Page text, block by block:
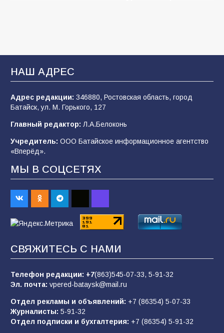
В Батайске продолжаются дорожные работы
108 04.08.2026
строительные профессии в ходе
спортивного праздника
90
Командовал боем до последнего: герой
Евгений Остапенко
05.08.2026
Батайчане вышли в финал Всероссийского
конкурса «Большая перемена»
62 04.08.2026
Батайским спортсменам вручили награды
НАШ АДРЕС
Адрес редакции: 346880, Ростовская область, город
Батайск, ул. М. Горького, 127
Главный редактор: Л.А.Белоконь
Учредитель: ООО Батайское информационное агентство
«Вперёд».
МЫ В СОЦСЕТЯХ
СВЯЖИТЕСЬ С НАМИ
Телефон редакции: +7(863)545-07-33, 5-91-32
Эл. почта: vpered-bataysk@mail.ru
Отдел рекламы и объявлений: +7 (86354) 5-07-33
Журналисты: 5-91-32
Отдел подписки и бухгалтерия: +7 (86354) 5-91-32